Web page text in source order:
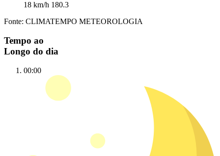
18 km/h 180.3
Fonte: CLIMATEMPO METEOROLOGIA
Tempo ao
Longo do dia
00:00